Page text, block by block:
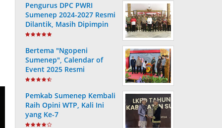
Pengurus DPC PWRI
Sumenep 2024-2027 Resmi
Dilantik, Masih Dipimpin
Rusydiyono
Bertema "Ngopeni
Sumenep", Calendar of
Event 2025 Resmi
Diluncurkan
Pemkab Sumenep Kembali
Raih Opini WTP, Kali Ini
yang Ke-7